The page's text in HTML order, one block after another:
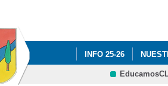
INFO 25-26
INFÓRMATE